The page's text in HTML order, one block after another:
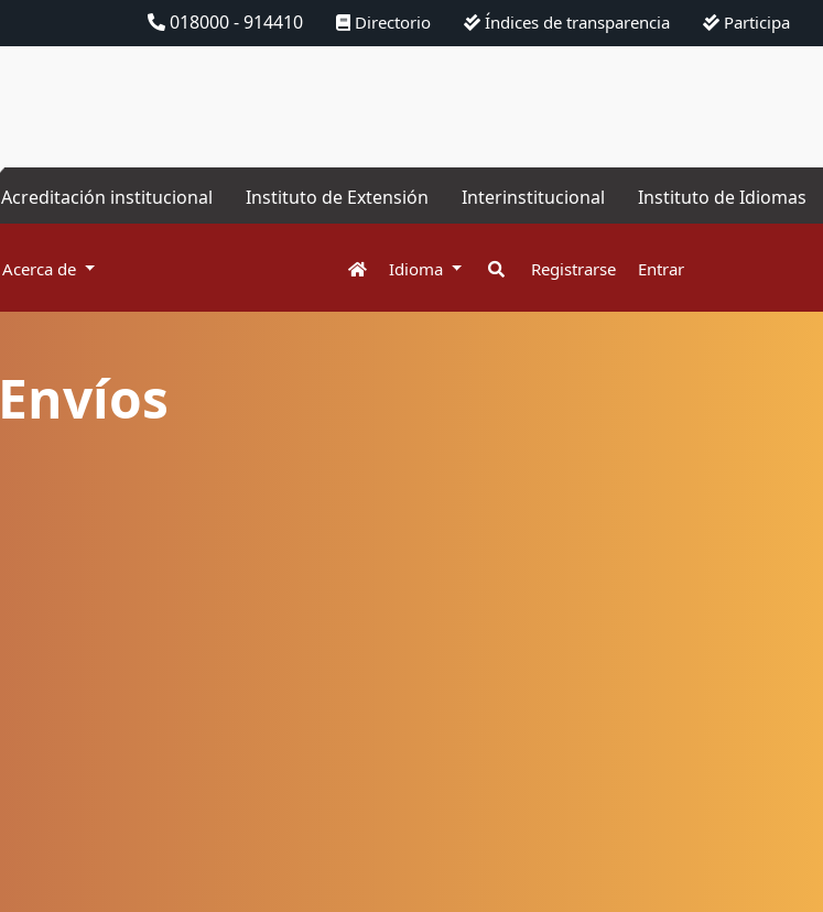
018000 - 914410 Directorio Índices de transparencia Participa
Acreditación institucional Instituto de Extensión Interinstitucional Instituto de Idiomas
Acerca de Idioma Registrarse Entrar
Envíos